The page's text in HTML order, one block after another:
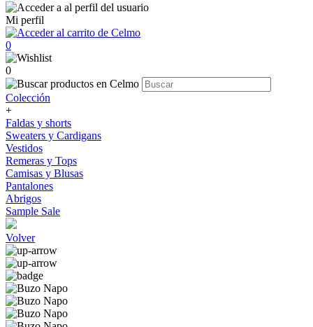
Mi perfil
0
0
Colección
+
Faldas y shorts
Sweaters y Cardigans
Vestidos
Remeras y Tops
Camisas y Blusas
Pantalones
Abrigos
Sample Sale
Volver